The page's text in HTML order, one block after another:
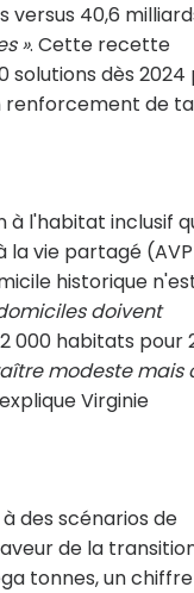
versus 40,6
». Cette recette
solutions dès 2024
renforcement de
à l'habitat inclusif
la vie partagé
historique
doivent
000 habitats pour
modeste mais
explique Virginie
des scénarios de
de la
tonnes, un chiffre